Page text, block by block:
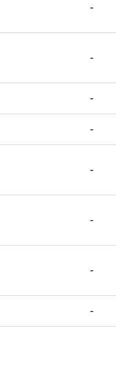
-
-
-
-
-
-
-
-